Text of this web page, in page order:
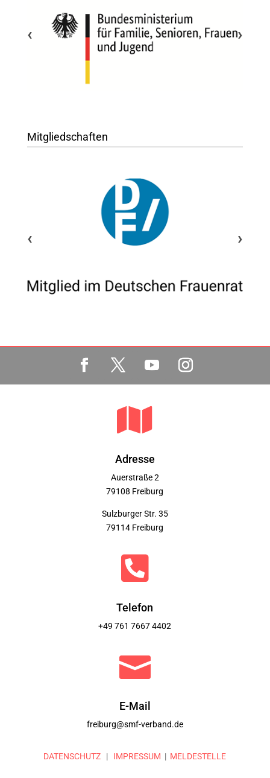
‹ ›
Mitgliedschaften
‹ ›

Adresse
Auerstraße 2
79108 Freiburg
Sulzburger Str. 35
79114 Freiburg

Telefon
+49 761 7667 4402

E-Mail
freiburg@smf-verband.de
DATENSCHUTZ | IMPRESSUM | MELDESTELLE